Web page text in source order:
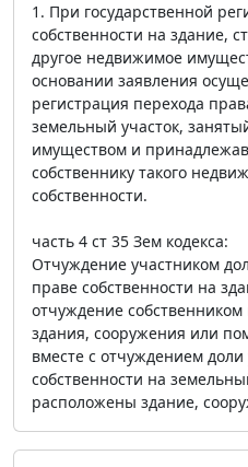
1. При государственной
собственности на здание,
другое недвижимое
основании заявления
регистрация перехода
земельный участок,
имуществом и
собственнику такого
собственности.
часть 4 ст 35 Зем кодекса:
Отчуждение участником
праве собственности на
отчуждение
здания, сооружения или
вместе с отчуждением
собственности на
расположены здание,